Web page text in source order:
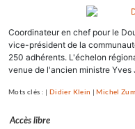
Coordinateur en chef pour le
vice-président de la
250 adhérents. L'échelon
venue de l'ancien ministre Yves
Mots clés : |Didier Klein |Michel
Accès libre